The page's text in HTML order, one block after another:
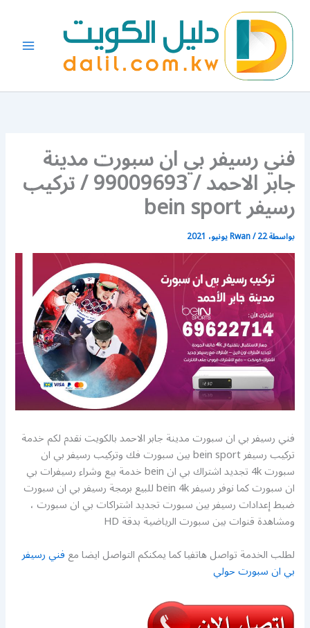
المحتوى
فني رسيفر بي ان سبورت مدينة
جابر الاحمد / 99009693 / تركيب
رسيفر bein sport
بواسطة Rwan/22 يونيو، 2021
فني رسيفر بي ان سبورت مدينة جابر الاحمد بالكويت نقدم لكم خدمة
تركيب رسيفر bein sport بين سبورت فك وتركيب رسيفر بي ان
سبورت 4k تجديد اشتراك بي ان bein خدمة بيع وشراء رسيفرات بي
ان سبورت كما نوفر رسيفر bein 4k للبيع برمجة رسيفر بي ان سبورت
ضبط إعدادات رسيفر بين سبورت تجديد اشتراكات بي ان سبورت ،
ومشاهدة قنوات بين سبورت الرياضية بدقة HD
لطلب الخدمة تواصل هاتفيا كما يمكنكم التواصل ايضا معفني رسيفر
بي ان سبورت حولي